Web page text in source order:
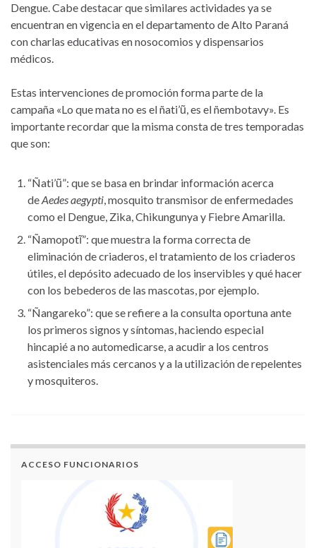
Dengue. Cabe destacar que similares actividades ya se
encuentran en vigencia en el departamento de Alto Paraná
con charlas educativas en nosocomios y dispensarios
médicos.
Estas intervenciones de promoción forma parte de la
campaña «Lo que mata no es el ñati’ũ, es el ñembotavy». Es
importante recordar que la misma consta de tres temporadas
que son:
“Ñati’ũ”: que se basa en brindar información acerca
deAedes aegypti, mosquito transmisor de enfermedades
como el Dengue, Zika, Chikungunya y Fiebre Amarilla.
“Ñamopotĩ”: que muestra la forma correcta de
eliminación de criaderos, el tratamiento de los criaderos
útiles, el depósito adecuado de los inservibles y qué hacer
con los bebederos de las mascotas, por ejemplo.
“Ñangareko”: que se refiere a la consulta oportuna ante
los primeros signos y síntomas, haciendo especial
hincapié a no automedicarse, a acudir a los centros
asistenciales más cercanos y a la utilización de repelentes
y mosquiteros.
ACCESO FUNCIONARIOS